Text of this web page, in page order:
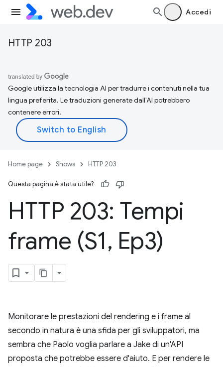
Accedi
HTTP 203
Google utilizza la tecnologia AI per tradurre i contenuti nella tua
lingua preferita. Le traduzioni generate dall'AI potrebbero
contenere errori.
Home page Shows HTTP 203
Questa pagina è stata utile?
HTTP 203: Tempi
frame (S1, Ep3)
Monitorare le prestazioni del rendering e i frame al
secondo in natura è una sfida per gli sviluppatori, ma
sembra che Paolo voglia parlare a Jake di un'API
proposta che potrebbe essere d'aiuto. E per rendere le